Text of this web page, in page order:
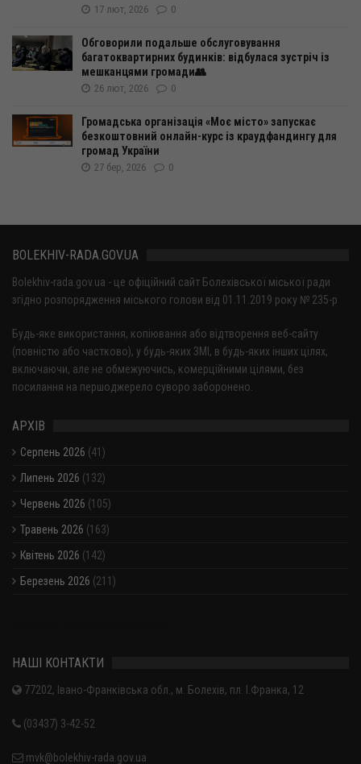
17 лют, 2026 0
Обговорили подальше обслуговування
багатоквартирних будинків: відбулася зустріч із
мешканцями громади👥
26 лют, 2026 0
Громадська організація «Моє місто» запускає
безкоштовний онлайн-курс із краудфандингу для
громад України
27 бер, 2026 0
BOLEKHIV-RADA.GOV.UA
Bolekhiv-rada.gov.ua - це офіційний сайт Болехівської міської ради
згідно розпорядження міського голови від 01.11.2019 року № 235-р
Будь-яке використання, копіювання або відтворення веб-сайту
(повністю або частково), у будь-яких ЗМІ, в будь-яких інших цілях,
включаючи, але не обмежуючись, комерційними цілями, без
посилання на першоджерело суворо заборонено.
АРХІВ
Серпень 2026 (41)
Липень 2026 (132)
Червень 2026 (105)
Травень 2026 (163)
Квітень 2026 (142)
Березень 2026 (211)
НАШІ КОНТАКТИ
77202, Івано-Франківська обл., м. Болехів, пл. І.Франка, 12
(03437) 3-42-52
mvk@bolekhiv-rada.gov.ua